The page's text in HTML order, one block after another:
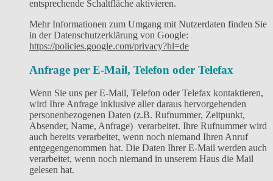
entsprechende Schaltfläche aktivieren.
Mehr Informationen zum Umgang mit Nutzerdaten finden Sie
in der Datenschutzerklärung von Google:
https://policies.google.com/privacy?hl=de
Anfrage per E-Mail, Telefon oder Telefax
Wenn Sie uns per E-Mail, Telefon oder Telefax kontaktieren,
wird Ihre Anfrage inklusive aller daraus hervorgehenden
personenbezogenen Daten (z.B. Rufnummer, Zeitpunkt,
Absender, Name, Anfrage) verarbeitet. Ihre Rufnummer wird
auch bereits verarbeitet, wenn noch niemand Ihren Anruf
entgegengenommen hat. Die Daten Ihrer E-Mail werden auch
verarbeitet, wenn noch niemand in unserem Haus die Mail
gelesen hat.